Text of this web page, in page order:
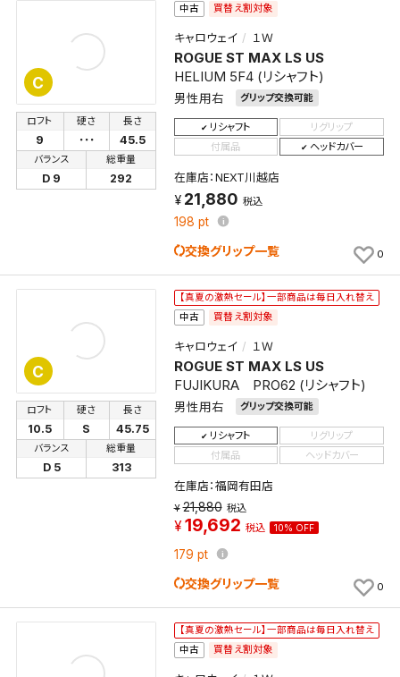
C
中古 買替え割対象
キャロウェイ １Ｗ
ROGUE ST MAX LS US
HELIUM 5F4 (リシャフト)
男性用右 グリップ交換可能
ロフト
9
硬さ
･･･
長さ
45.5
バランス
D 9
総重量
292
リシャフト
リグリップ
付属品
ヘッドカバー
在庫店：NEXT川越店
21,880 税込
198 pt
交換グリップ一覧 0
C
【真夏の激熱セール】一部商品は毎日入れ替え
中古
買替え割対象
キャロウェイ １Ｗ
ROGUE ST MAX LS US
FUJIKURA PRO62 (リシャフト)
男性用右 グリップ交換可能
ロフト
10.5
硬さ
S
長さ
45.75
バランス
D 5
総重量
313
リシャフト
リグリップ
付属品
ヘッドカバー
在庫店：福岡有田店
21,880 税込
19,692 税込 10% OFF
179 pt
交換グリップ一覧 0
【真夏の激熱セール】一部商品は毎日入れ替え
中古
買替え割対象
検索条件を保存
この検索条件をマイページ内「保存検索条件一覧」に
よく探す商品を、毎回条件指定することなく簡単に開